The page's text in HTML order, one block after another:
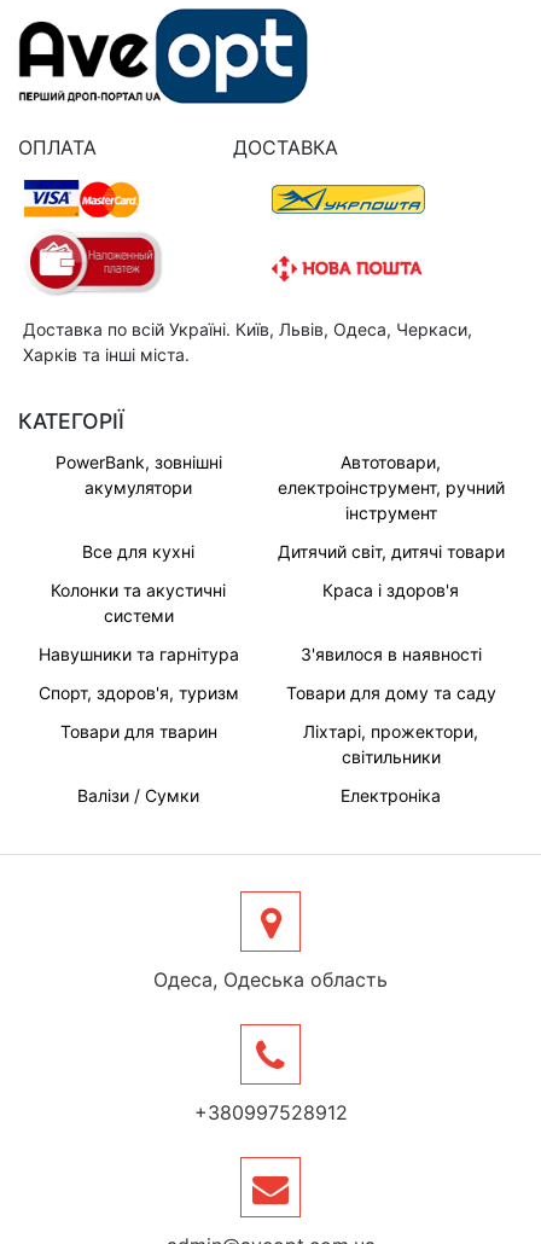
ОПЛАТА ДОСТАВКА
Доставка по всій Україні. Київ, Львів, Одеса, Черкаси,
Харків та інші міста.
КАТЕГОРІЇ
PowerBank, зовнішні
акумулятори
Автотовари,
електроінструмент, ручний
інструмент
Все для кухні
Дитячий світ, дитячі товари
Колонки та акустичні
системи
Краса і здоров'я
Навушники та гарнітура
З'явилося в наявності
Спорт, здоров'я, туризм
Товари для дому та саду
Товари для тварин
Ліхтарі, прожектори,
світильники
Валізи / Сумки
Електроніка
Одеса, Одеська область
+380997528912